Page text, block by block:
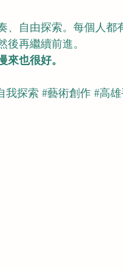
、自由探索。每個人
後再繼續前進。
也很好。
我探索 #藝術創作 #高